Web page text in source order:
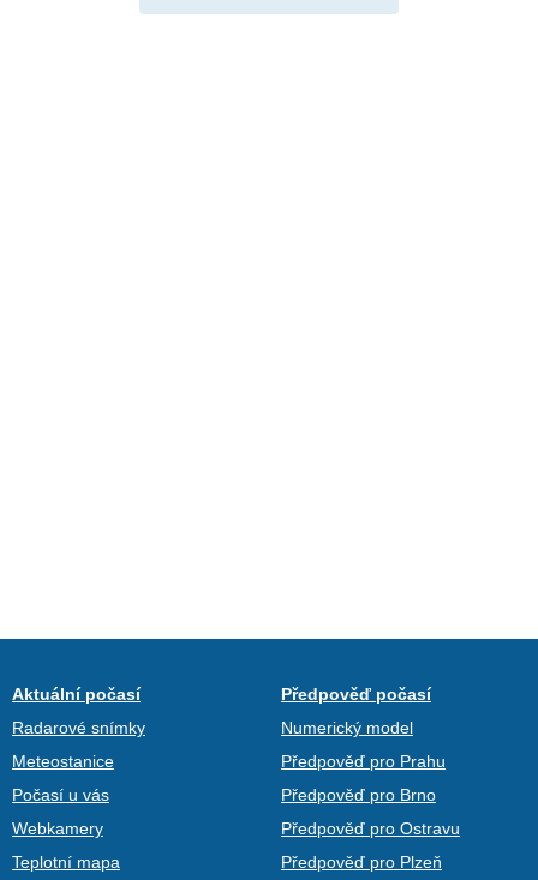
Aktuální počasí
Radarové snímky
Meteostanice
Počasí u vás
Webkamery
Teplotní mapa
Předpověď počasí
Numerický model
Předpověď pro Prahu
Předpověď pro Brno
Předpověď pro Ostravu
Předpověď pro Plzeň